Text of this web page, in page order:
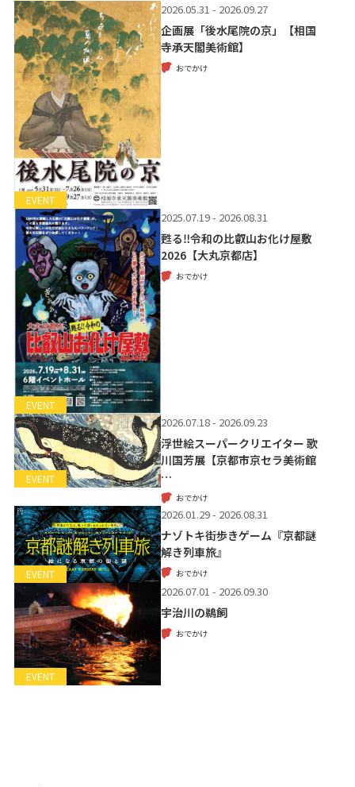
EVENT
2026.05.31 - 2026.09.27
企画展「後水尾院の京」【相国
寺承天閣美術館】
おでかけ
EVENT
2025.07.19 - 2026.08.31
甦る‼令和の比叡山お化け屋敷
2026【大丸京都店】
おでかけ
EVENT
2026.07.18 - 2026.09.23
浮世絵スーパークリエイター 歌
川国芳展【京都市京セラ美術館
…
おでかけ
EVENT
2026.01.29 - 2026.08.31
ナゾトキ街歩きゲーム『京都謎
解き列車旅』
おでかけ
EVENT
2026.07.01 - 2026.09.30
宇治川の鵜飼
おでかけ